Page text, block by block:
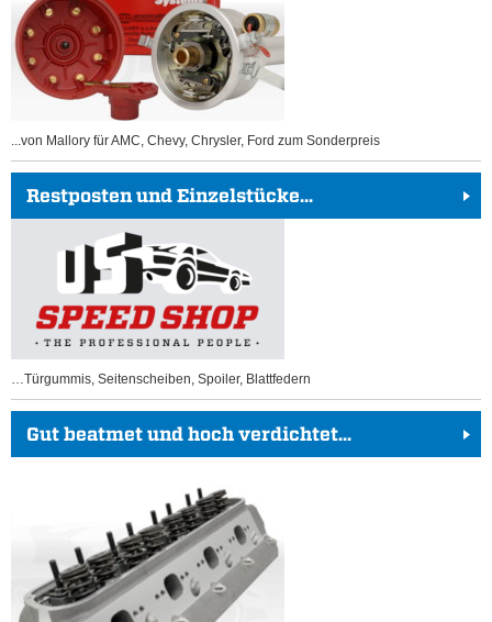
...von Mallory für AMC, Chevy, Chrysler, Ford zum Sonderpreis
Restposten und Einzelstücke...
…Türgummis, Seitenscheiben, Spoiler, Blattfedern
Gut beatmet und hoch verdichtet...